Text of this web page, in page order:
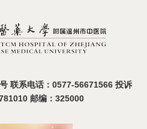
联系电话：0577-56671566 投诉
邮编：325000